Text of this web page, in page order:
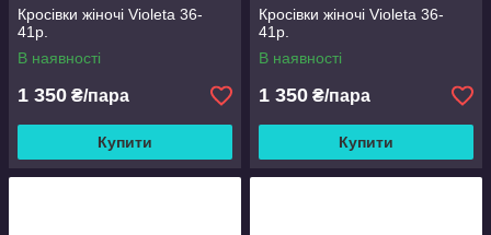
Кросівки жіночі Violeta 36-
41р.
В наявності
1 350 ₴/пара
Купити
Кросівки жіночі Violeta 36-
41р.
В наявності
1 350 ₴/пара
Купити